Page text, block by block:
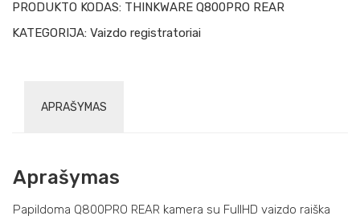
PRODUKTO KODAS: THINKWARE Q800PRO REAR
KATEGORIJA: Vaizdo registratoriai
APRAŠYMAS
Aprašymas
Papildoma Q800PRO REAR kamera su FullHD vaizdo raiška